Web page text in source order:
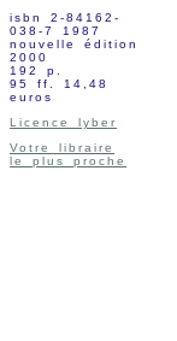
isbn 2-84162-
038-7 1987
nouvelle édition
2000
192 p.
95 ff. 14,48
euros
Licence lyber
Votre libraire
le plus proche